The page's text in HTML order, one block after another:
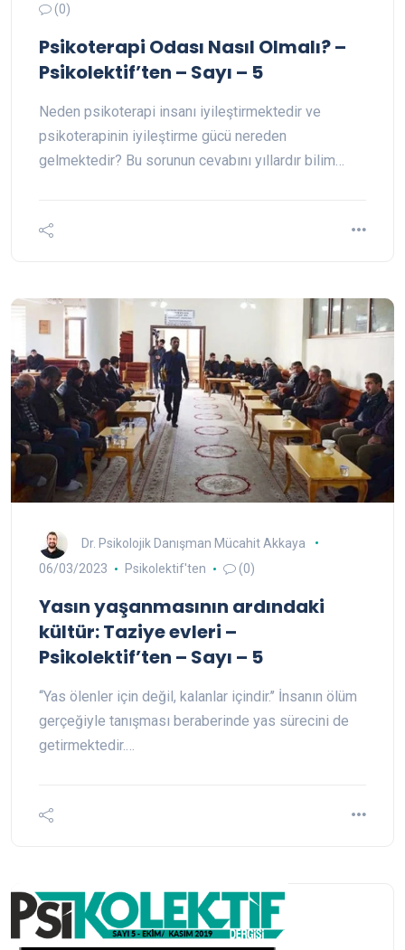
(0)
Psikoterapi Odası Nasıl Olmalı? –
Psikolektif’ten – Sayı – 5
Neden psikoterapi insanı iyileştirmektedir ve
psikoterapinin iyileştirme gücü nereden
gelmektedir? Bu sorunun cevabını yıllardır bilim…
Dr. Psikolojik Danışman Mücahit Akkaya
06/03/2023
Psikolektif'ten (0)
Yasın yaşanmasının ardındaki
kültür: Taziye evleri –
Psikolektif’ten – Sayı – 5
‘‘Yas ölenler için değil, kalanlar içindir.’’ İnsanın ölüm
gerçeğiyle tanışması beraberinde yas sürecini de
getirmektedir.…